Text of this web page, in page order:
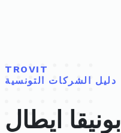
TROVIT
دليل الشركات التونسية
بونيقا ايطال